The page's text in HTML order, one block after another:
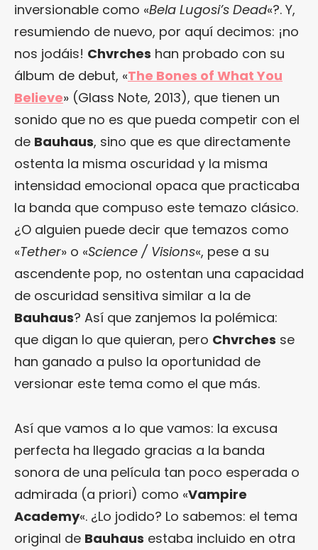
inversionable como «Bela Lugosi’s Dead«?. Y,
resumiendo de nuevo, por aquí decimos: ¡no
nos jodáis! Chvrches han probado con su
álbum de debut, «The Bones of What You
Believe» (Glass Note, 2013), que tienen un
sonido que no es que pueda competir con el
de Bauhaus, sino que es que directamente
ostenta la misma oscuridad y la misma
intensidad emocional opaca que practicaba
la banda que compuso este temazo clásico.
¿O alguien puede decir que temazos como
«Tether» o «Science / Visions«, pese a su
ascendente pop, no ostentan una capacidad
de oscuridad sensitiva similar a la de
Bauhaus? Así que zanjemos la polémica:
que digan lo que quieran, pero Chvrches se
han ganado a pulso la oportunidad de
versionar este tema como el que más.
Así que vamos a lo que vamos: la excusa
perfecta ha llegado gracias a la banda
sonora de una película tan poco esperada o
admirada (a priori) como «Vampire
Academy«. ¿Lo jodido? Lo sabemos: el tema
original de Bauhaus estaba incluido en otra